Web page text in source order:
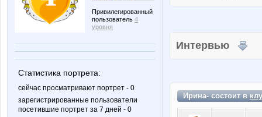
Привилегированный
пользователь 4
уровня
Статистика портрета:
сейчас просматривают портрет - 0
зарегистрированные пользователи
посетившие портрет за 7 дней - 0
Интервью
Ирина- состоит в